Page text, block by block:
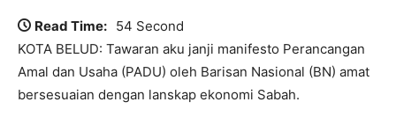
Read Time: 54 Second
KOTA BELUD: Tawaran aku janji manifesto Perancangan
Amal dan Usaha (PADU) oleh Barisan Nasional (BN) amat
bersesuaian dengan lanskap ekonomi Sabah.